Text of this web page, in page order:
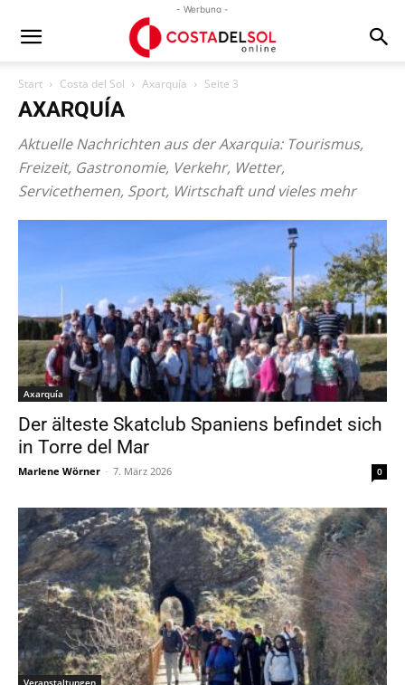
- Werbung -
Start Costa del Sol Axarquía Seite 3
AXARQUÍA
Aktuelle Nachrichten aus der Axarquia: Tourismus,
Freizeit, Gastronomie, Verkehr, Wetter,
Servicethemen, Sport, Wirtschaft und vieles mehr
Axarquía
Der älteste Skatclub Spaniens befindet sich
in Torre del Mar
Marlene Wörner - 7. März 2026 0
Veranstaltungen